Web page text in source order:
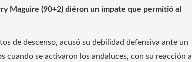
Maguire (90+2) diéron un impate que permitió al
de descenso, acusó su debilidad defensiva ante un
se activaron los andaluces, con su reacción a